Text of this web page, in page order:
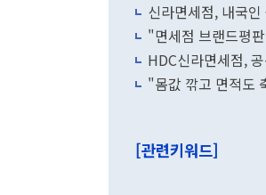
신라면세점, 내국
"면세점 브랜드평
HDC신라면세점,
"몸값 깎고 면적도
[관련키워드]